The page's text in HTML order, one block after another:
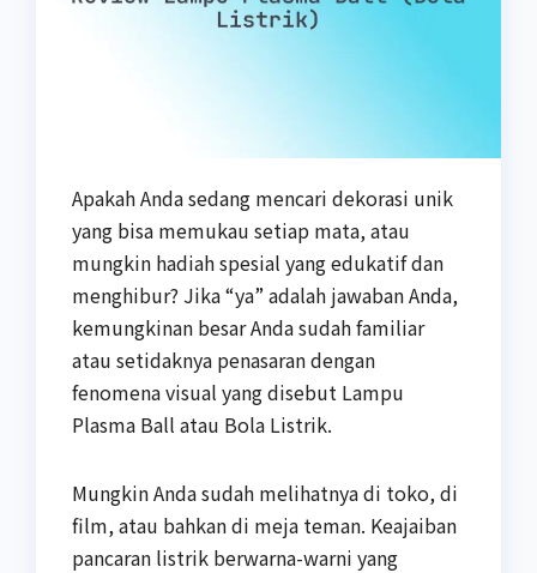
Apakah Anda sedang mencari dekorasi unik
yang bisa memukau setiap mata, atau
mungkin hadiah spesial yang edukatif dan
menghibur? Jika “ya” adalah jawaban Anda,
kemungkinan besar Anda sudah familiar
atau setidaknya penasaran dengan
fenomena visual yang disebut Lampu
Plasma Ball atau Bola Listrik.
Mungkin Anda sudah melihatnya di toko, di
film, atau bahkan di meja teman. Keajaiban
pancaran listrik berwarna-warni yang